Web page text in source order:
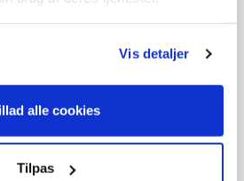
Vis detaljer
alle cookies
Tilpas